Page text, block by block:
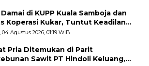
di KUPP Kuala Samboja dan
Koperasi Kukar, Tuntut Keadilan
Kerja yang Adil
04 Agustus 2026, 01:19 WIB
Pria Ditemukan di Parit
Sawit PT Hindoli Keluang,